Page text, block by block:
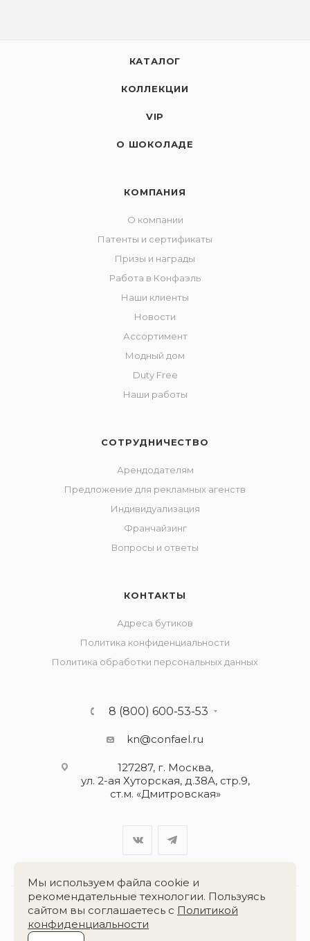
КАТАЛОГ
КОЛЛЕКЦИИ
VIP
О ШОКОЛАДЕ
КОМПАНИЯ
О компании
Патенты и сертификаты
Призы и награды
Работа в Конфаэль
Наши клиенты
Новости
Ассортимент
Модный дом
Duty Free
Наши работы
СОТРУДНИЧЕСТВО
Арендодателям
Предложение для рекламных агенств
Индивидуализация
Франчайзинг
Вопросы и ответы
КОНТАКТЫ
Адреса бутиков
Политика конфиденциальности
Политика обработки персональных данных
8 (800) 600-53-53
kn@confael.ru
127287, г. Москва,
ул. 2-ая Хуторская, д.38А, стр.9,
ст.м. «Дмитровская»
Разработка сайта:
Мы используем файла cookie и
рекомендательные технологии. Пользуясь
сайтом вы соглашаетесь с Политикой
конфиденциальности